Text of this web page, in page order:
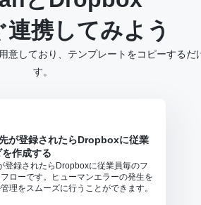
連携してみよう
しており、テンプレートをコピーするだ
す。
が登録されたらDropboxに従業
作成する
登録されたらDropboxに従業員毎のフ
ローです。ヒューマンエラーの発生を
理をスムーズに行うことができます。